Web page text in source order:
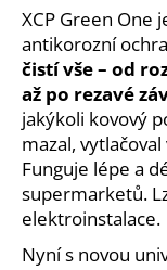
XCP Green One
antikorozní
čistí vše – od
až po rezavé
jakýkoli kovový
mazal,
Funguje lépe a
supermarketů.
elektroinstalace.
Nyní s novou
D
o
p
o
r
u